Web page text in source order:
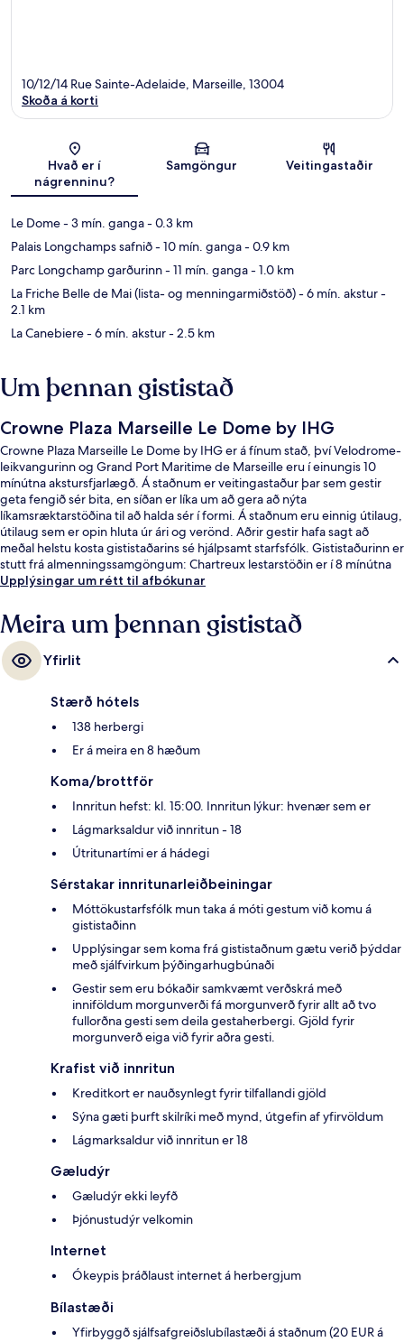
Kort
10/12/14 Rue Sainte-Adelaide, Marseille, 13004
Skoða á korti
Hvað er í
nágrenninu?
Samgöngur Veitingastaðir
Le Dome- 3 mín. ganga- 0.3 km
Palais Longchamps safnið- 10 mín. ganga- 0.9 km
Parc Longchamp garðurinn- 11 mín. ganga- 1.0 km
La Friche Belle de Mai (lista- og menningarmiðstöð)- 6 mín. akstur-
2.1 km
La Canebiere- 6 mín. akstur- 2.5 km
Um þennan gististað
Crowne Plaza Marseille Le Dome by IHG
Crowne Plaza Marseille Le Dome by IHG er á fínum stað, því Velodrome-
leikvangurinn og Grand Port Maritime de Marseille eru í einungis 10
mínútna akstursfjarlægð. Á staðnum er veitingastaður þar sem gestir
geta fengið sér bita, en síðan er líka um að gera að nýta
líkamsræktarstöðina til að halda sér í formi. Á staðnum eru einnig útilaug,
útilaug sem er opin hluta úr ári og verönd. Aðrir gestir hafa sagt að
meðal helstu kosta gististaðarins sé hjálpsamt starfsfólk. Gististaðurinn er
stutt frá almenningssamgöngum: Chartreux lestarstöðin er í 8 mínútna
göngufjarlægð og Saint Just lestarstöðin í 9 mínútna.
Upplýsingar um rétt til afbókunar
Meira um þennan gististað
Yfirlit
Stærð hótels
138 herbergi
Er á meira en 8 hæðum
Koma/brottför
Innritun hefst: kl. 15:00. Innritun lýkur: hvenær sem er
Lágmarksaldur við innritun - 18
Útritunartími er á hádegi
Sérstakar innritunarleiðbeiningar
Móttökustarfsfólk mun taka á móti gestum við komu á
gististaðinn
Upplýsingar sem koma frá gististaðnum gætu verið þýddar
með sjálfvirkum þýðingarhugbúnaði
Gestir sem eru bókaðir samkvæmt verðskrá með
inniföldum morgunverði fá morgunverð fyrir allt að tvo
fullorðna gesti sem deila gestaherbergi. Gjöld fyrir
morgunverð eiga við fyrir aðra gesti.
Krafist við innritun
Kreditkort er nauðsynlegt fyrir tilfallandi gjöld
Sýna gæti þurft skilríki með mynd, útgefin af yfirvöldum
Lágmarksaldur við innritun er 18
Gæludýr
Gæludýr ekki leyfð
Þjónustudýr velkomin
Internet
Ókeypis þráðlaust internet á herbergjum
Bílastæði
Yfirbyggð sjálfsafgreiðslubílastæði á staðnum (20 EUR á